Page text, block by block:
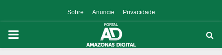
Sobre Anuncie Privacidade
PRIMARY